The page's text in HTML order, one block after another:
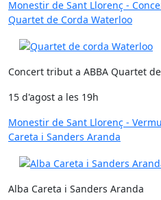
Monestir de Sant Llorenç -
Quartet de Corda Waterloo
Concert tribut a ABBA Quartet
15 d'agost a les 19h
Monestir de Sant Llorenç -
Careta i Sanders Aranda
Alba Careta i Sanders Aranda